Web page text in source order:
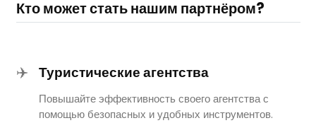
Кто может стать нашим партнёром?
✈️ Туристические агентства
Повышайте эффективность своего агентства с
помощью безопасных и удобных инструментов.